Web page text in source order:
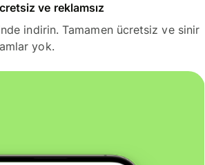
ve reklamsız
indirin. Tamamen ücretsiz ve sinir
yok.